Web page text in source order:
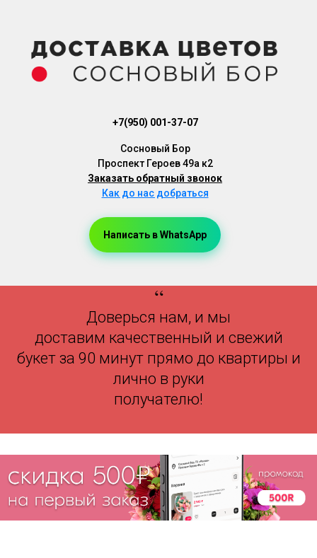
+7(950) 001-37-07
Cосновый Бор
Проспект Героев 49а к2
Заказать обратный звонок
Как до нас добраться
Написать в WhatsApp
“
Доверься нам, и мы
доставим качественный и свежий
букет за 90 минут прямо до квартиры и
лично в руки
получателю!